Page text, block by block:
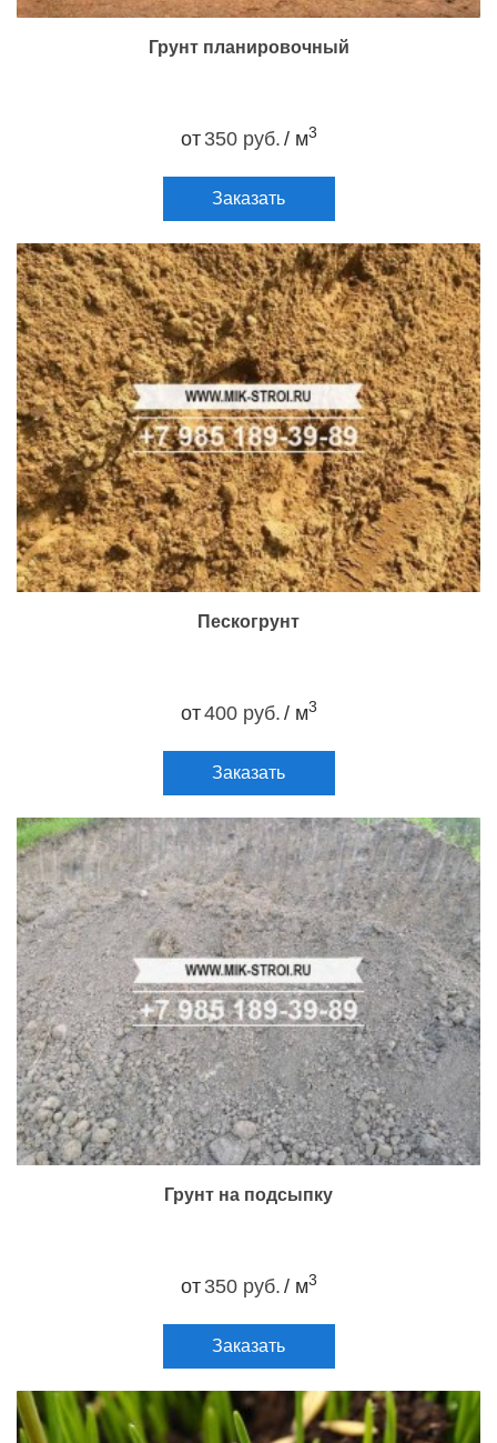
Грунт планировочный
от 350 руб. / м3
Заказать
Пескогрунт
от400 руб. / м3
Заказать
Грунт на подсыпку
от 350 руб. / м3
Заказать